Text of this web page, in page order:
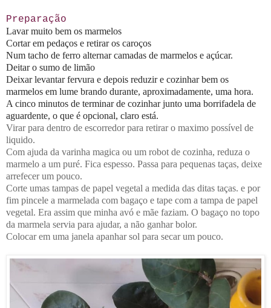
Preparação
Lavar muito bem os marmelos
Cortar em pedaços e retirar os caroços
Num tacho de ferro alternar camadas de marmelos e açúcar.
Deitar o sumo de limão
Deixar levantar fervura e depois reduzir e cozinhar bem os
marmelos em lume brando durante, aproximadamente, uma hora.
A cinco minutos de terminar de cozinhar junto uma borrifadela de
aguardente, o que é opcional, claro está.
Virar para dentro de escorredor para retirar o maximo possível de
liquido.
Com ajuda da varinha magica ou um robot de cozinha, reduza o
marmelo a um puré. Fica espesso. Passa para pequenas taças, deixe
arrefecer um pouco.
Corte umas tampas de papel vegetal a medida das ditas taças. e por
fim pincele a marmelada com bagaço e tape com a tampa de papel
vegetal. Era assim que minha avó e mãe faziam. O bagaço no topo
da marmela servia para ajudar, a não ganhar bolor.
Colocar em uma janela apanhar sol para secar um pouco.